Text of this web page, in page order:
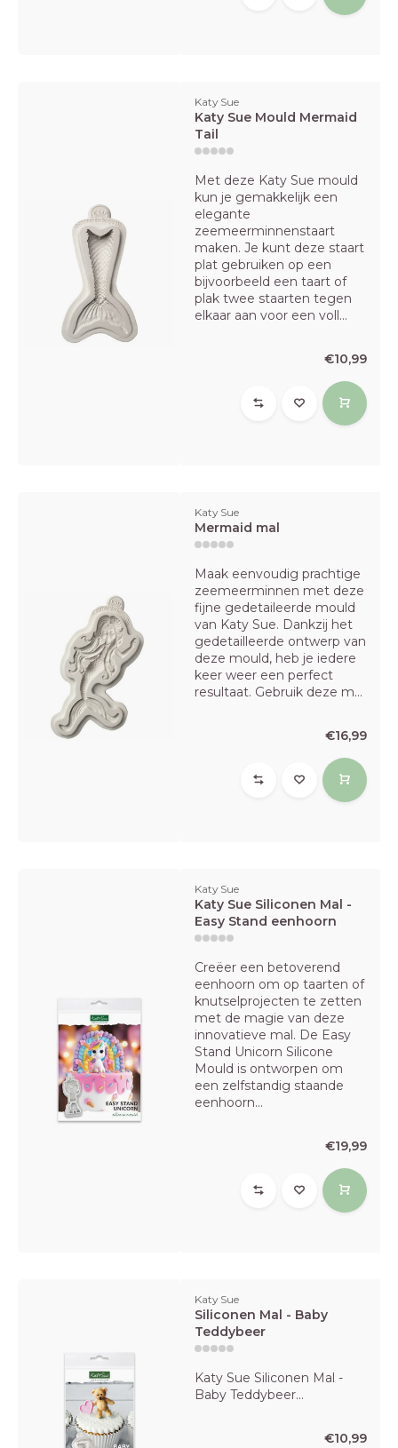
Katy Sue
Katy Sue Mould Mermaid
Tail
Met deze Katy Sue mould
kun je gemakkelijk een
elegante
zeemeerminnenstaart
maken. Je kunt deze staart
plat gebruiken op een
bijvoorbeeld een taart of
plak twee staarten tegen
elkaar aan voor een voll...
€10,99
Katy Sue
Mermaid mal
Maak eenvoudig prachtige
zeemeerminnen met deze
fijne gedetaileerde mould
van Katy Sue. Dankzij het
gedetailleerde ontwerp van
deze mould, heb je iedere
keer weer een perfect
resultaat. Gebruik deze m...
€16,99
Katy Sue
Katy Sue Siliconen Mal -
Easy Stand eenhoorn
Creëer een betoverend
eenhoorn om op taarten of
knutselprojecten te zetten
met de magie van deze
innovatieve mal. De Easy
Stand Unicorn Silicone
Mould is ontworpen om
een zelfstandig staande
eenhoorn...
€19,99
Katy Sue
Siliconen Mal - Baby
Teddybeer
Katy Sue Siliconen Mal -
Baby Teddybeer...
€10,99